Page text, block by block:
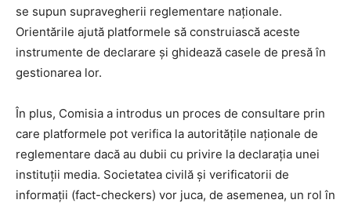
se supun supravegherii reglementare naționale.
Orientările ajută platformele să construiască aceste
instrumente de declarare și ghidează casele de presă în
gestionarea lor.
În plus, Comisia a introdus un proces de consultare prin
care platformele pot verifica la autoritățile naționale de
reglementare dacă au dubii cu privire la declarația unei
instituții media. Societatea civilă și verificatorii de
informații (fact-checkers) vor juca, de asemenea, un rol în